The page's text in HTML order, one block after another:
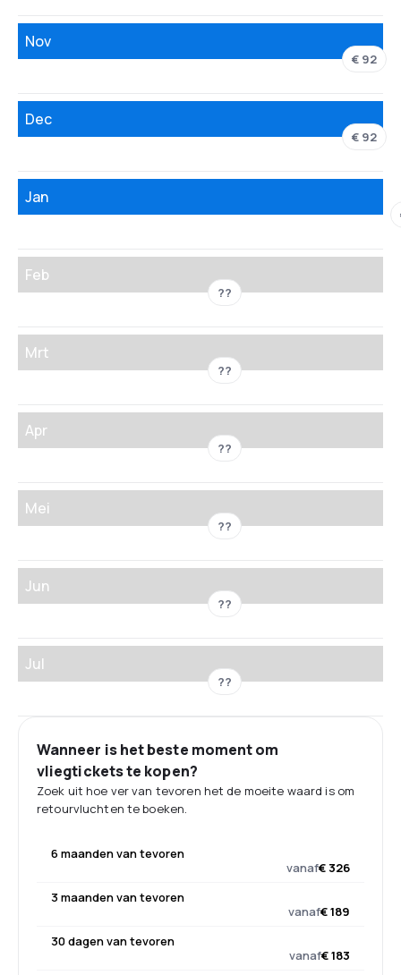
Nov
€ 92
Dec
€ 92
Jan
Feb
??
Mrt
??
Apr
??
Mei
??
Jun
??
Jul
??
Wanneer is het beste moment om
vliegtickets te kopen?
Zoek uit hoe ver van tevoren het de moeite waard is om
retourvluchten te boeken.
6 maanden van tevoren
vanaf€ 326
3 maanden van tevoren
vanaf€ 189
30 dagen van tevoren
vanaf€ 183